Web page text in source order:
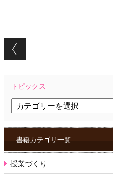
Post navigation
トピックス
ク
ス書籍カテゴリ一覧
授業づくり